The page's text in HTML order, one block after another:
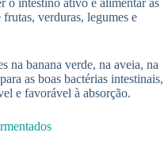
o intestino ativo e alimentar as
verduras, legumes e
na banana verde, na aveia, na
as boas bactérias intestinais,
e favorável à absorção.